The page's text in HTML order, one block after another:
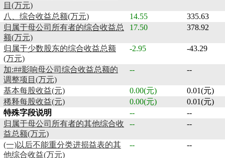
目(万元)
八、综合收益总额(万元) 14.55
335.63
归属于母公司所有者的综合收益总
额(万元)
17.50 378.92
归属于少数股东的综合收益总额
(万元)
-2.95 -43.29
加:##影响母公司综合收益总额的
调整项目(万元)
-- --
基本每股收益(元) 0.00(元)
0.01(元)
稀释每股收益(元)
0.00(元)
0.01(元)
特殊字段说明
--
--
归属于母公司所有者的其他综合收
益总额(万元)
-- --
(一)以后不能重分类进损益表的其
他综合收益(万元)
-- --